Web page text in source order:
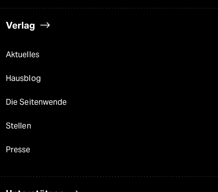
Verlag
Aktuelles
Hausblog
Die Seitenwende
Stellen
Presse